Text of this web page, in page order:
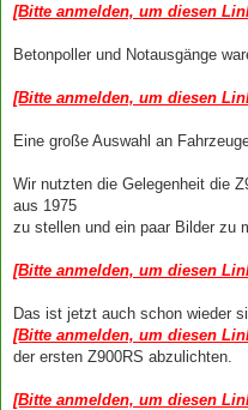
[Bitte anmelden, um diesen
Betonpoller und Notausgänge
[Bitte anmelden, um diesen
Eine große Auswahl an
Wir nutzten die Gelegenheit die
aus 1975
zu stellen und ein paar Bilder zu
[Bitte anmelden, um diesen
Das ist jetzt auch schon wieder
[Bitte anmelden, um diesen
der ersten Z900RS abzulichten.
[Bitte anmelden, um diesen